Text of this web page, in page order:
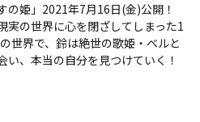
の姫」2021年7月16日(金)公開！
実の世界に心を閉ざしてしまった1
世界で、鈴は絶世の歌姫・ベルと
い、本当の自分を見つけていく！